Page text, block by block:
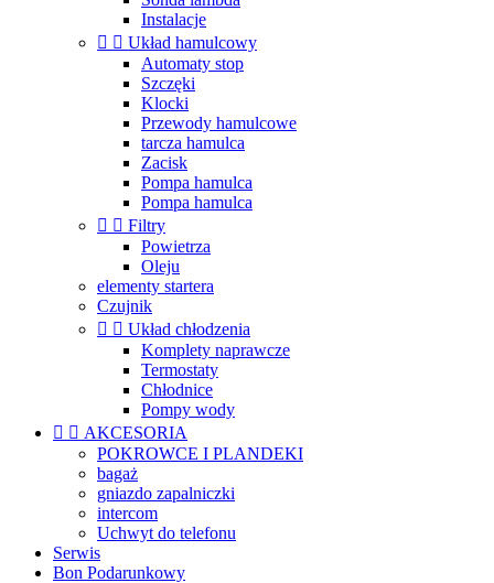
Instalacje
  Układ hamulcowy
Automaty stop
Szczęki
Klocki
Przewody hamulcowe
tarcza hamulca
Zacisk
Pompa hamulca
Pompa hamulca
  Filtry
Powietrza
Oleju
elementy startera
Czujnik
  Układ chłodzenia
Komplety naprawcze
Termostaty
Chłodnice
Pompy wody
  AKCESORIA
POKROWCE I PLANDEKI
bagaż
gniazdo zapalniczki
intercom
Uchwyt do telefonu
Serwis
Bon Podarunkowy